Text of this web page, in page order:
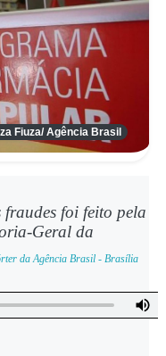
Fiuza/ Agência Brasil
fraudes foi feito pela
Geral da
da Agência Brasil - Brasília